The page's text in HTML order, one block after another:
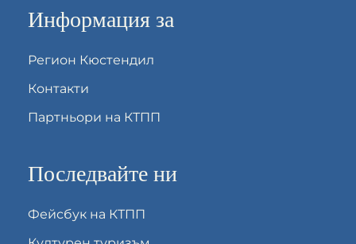
Информация за
Регион Кюстендил
Контакти
Партньори на КТПП
Последвайте ни
Фейсбук на КТПП